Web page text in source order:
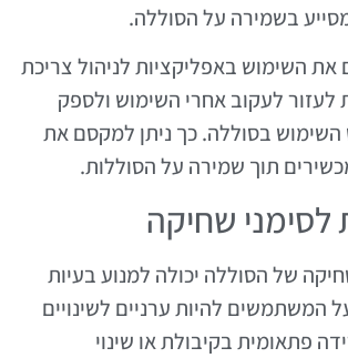
בשמירה על הסוללה.
את השימוש באפליקציות לניהול צריכת
לעזור לעקוב אחרי השימוש ולספק
השימוש בסוללה. כך ניתן למקסם את
תוך שמירה על הסוללות.
של הסוללה יכולה למנוע בעיות
המשתמשים להיות ערניים לשינויים
פתאומית בקיבולת או שינוי